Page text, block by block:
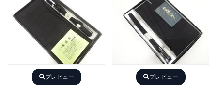
プレビュー プレビュー